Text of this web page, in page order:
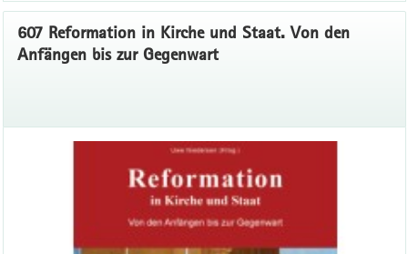
607 Reformation in Kirche und Staat. Von den
Anfängen bis zur Gegenwart